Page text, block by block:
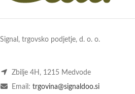
Signal, trgovsko podjetje, d. o. o.
Zbilje 4H, 1215 Medvode
Email: trgovina@signaldoo.si